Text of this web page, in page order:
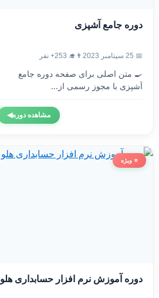
دوره جامع آشپزی
📅 25 سپتامبر 2023 👨‍🎓 253+ نفر
🍳 متن اصلی برای صفحه دوره جامع
آشپزی با مجوز رسمی از...
مشاهده دوره◀
⭐ ویژه
دوره آموزش نرم افزار حسابداری هلو